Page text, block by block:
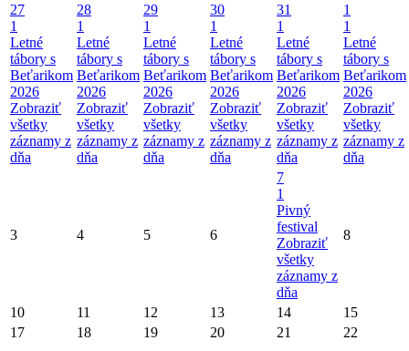
27
1
Letné
tábory s
Beťarikom
2026
Zobraziť
všetky
záznamy z
dňa
28
1
Letné
tábory s
Beťarikom
2026
Zobraziť
všetky
záznamy z
dňa
29
1
Letné
tábory s
Beťarikom
2026
Zobraziť
všetky
záznamy z
dňa
30
1
Letné
tábory s
Beťarikom
2026
Zobraziť
všetky
záznamy z
dňa
31
1
Letné
tábory s
Beťarikom
2026
Zobraziť
všetky
záznamy z
dňa
1
1
Letné
tábory s
Beťarikom
2026
Zobraziť
všetky
záznamy z
dňa
3 4 5 6
7
1
Pivný
festival
Zobraziť
všetky
záznamy z
dňa
8
10 11 12 13 14
15
17
18 19 20 21 22